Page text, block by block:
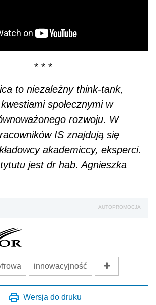
* * *
to niezależny think-tank,
społecznymi w
rozwoju. W
IS znajdują się
akademiccy, eksperci.
jest dr hab. Agnieszka
AUTOPROMOCJA
innowacyjność
Wersja do druku